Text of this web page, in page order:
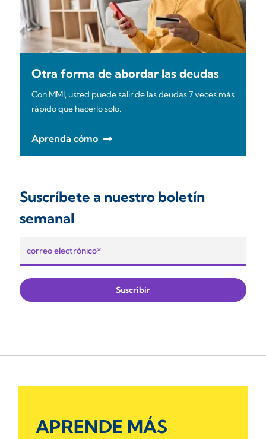
Otra forma de abordar las deudas
Con MMI, usted puede salir de las deudas 7 veces más
rápido que hacerlo solo.
Aprenda cómo
Suscríbete a nuestro boletín
semanal
APRENDE MÁS